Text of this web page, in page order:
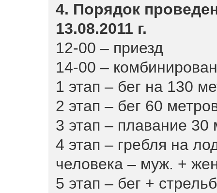
4. Порядок
13.08.2011 г.
12-00 – приезд
14-00 –
1 этап – бег на 130
2 этап – бег 60
3 этап – плавание
4 этап – гребля на
человека – муж. +
5 этап – бег +